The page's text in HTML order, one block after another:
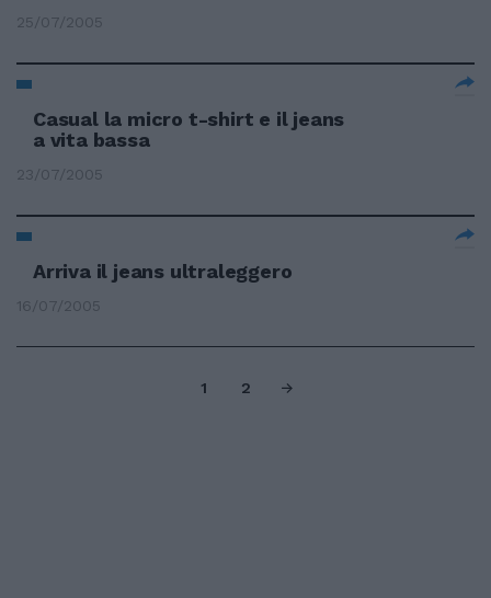
25/07/2005
Casual la micro t-shirt e il jeans
a vita bassa
23/07/2005
Arriva il jeans ultraleggero
16/07/2005
1 2